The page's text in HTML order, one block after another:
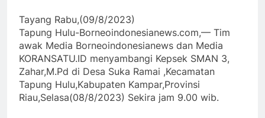
Tayang Rabu,(09/8/2023)
Tapung Hulu-Borneoindonesianews.com,— Tim
awak Media Borneoindonesianews dan Media
KORANSATU.ID menyambangi Kepsek SMAN 3,
Zahar,M.Pd di Desa Suka Ramai ,Kecamatan
Tapung Hulu,Kabupaten Kampar,Provinsi
Riau,Selasa(08/8/2023) Sekira jam 9.00 wib.